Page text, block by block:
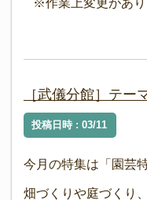
※作業上変更があり
［武儀分館］テー
投稿日時 : 03/11
今月の特集は「園芸
畑づくりや庭づくり